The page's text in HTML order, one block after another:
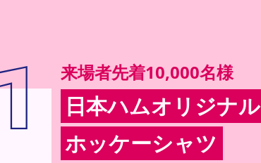
来場者先着10,000名様
日本ハムオリジナル
ホッケーシャツ